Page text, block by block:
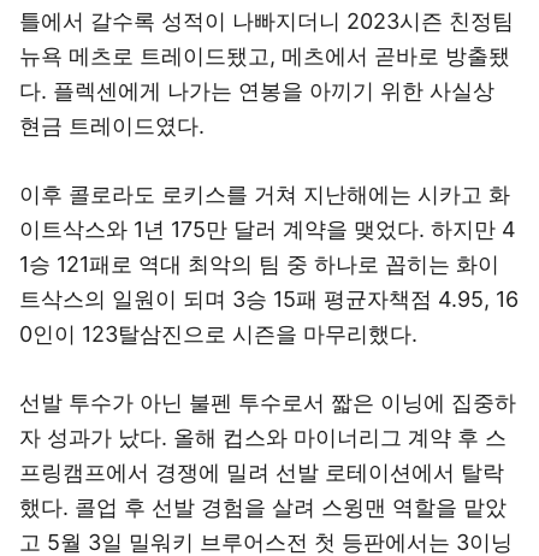
틀에서 갈수록 성적이 나빠지더니 2023시즌 친정팀
뉴욕 메츠로 트레이드됐고, 메츠에서 곧바로 방출됐
다. 플렉센에게 나가는 연봉을 아끼기 위한 사실상
현금 트레이드였다.
이후 콜로라도 로키스를 거쳐 지난해에는 시카고 화
이트삭스와 1년 175만 달러 계약을 맺었다. 하지만 4
1승 121패로 역대 최악의 팀 중 하나로 꼽히는 화이
트삭스의 일원이 되며 3승 15패 평균자책점 4.95, 16
0인이 123탈삼진으로 시즌을 마무리했다.
선발 투수가 아닌 불펜 투수로서 짧은 이닝에 집중하
자 성과가 났다. 올해 컵스와 마이너리그 계약 후 스
프링캠프에서 경쟁에 밀려 선발 로테이션에서 탈락
했다. 콜업 후 선발 경험을 살려 스윙맨 역할을 맡았
고 5월 3일 밀워키 브루어스전 첫 등판에서는 3이닝